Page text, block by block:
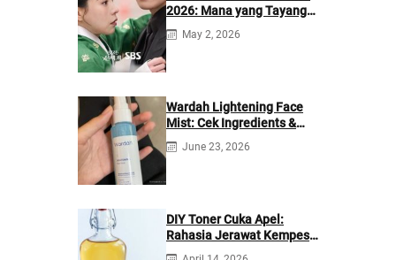
2026: Mana yang Tayang
di Netflix?
May 2, 2026
Wardah Lightening Face
Mist: Cek Ingredients &
Manfaatnya
June 23, 2026
DIY Toner Cuka Apel:
Rahasia Jerawat Kempes
dalam 2 Hari!